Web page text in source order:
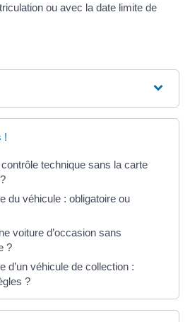
ou avec la date limite de
!
technique sans la carte
du véhicule : obligatoire ou
voiture d’occasion sans
?
d’un véhicule de collection :
?